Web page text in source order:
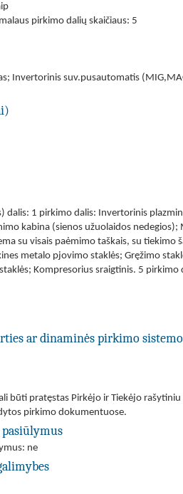
pirkimo dalių skaičiaus: 5
Invertorinis suv.pusautomatis
dalis: 1 pirkimo dalis: Invertorinis
kabina (sienos užuolaidos
su visais paėmimo taškais, su
metalo pjovimo staklės; Gręžimo
Kompresorius sraigtinis. 5
ar dinaminės pirkimo
būti pratęstas Pirkėjo ir Tiekėjo
pirkimo dokumentuose.
ne